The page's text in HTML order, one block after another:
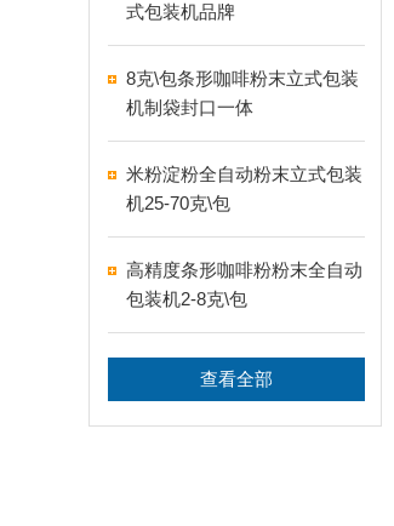
式包装机品牌
8克\包条形咖啡粉末立式包装
机制袋封口一体
米粉淀粉全自动粉末立式包装
机25-70克\包
高精度条形咖啡粉粉末全自动
包装机2-8克\包
查看全部